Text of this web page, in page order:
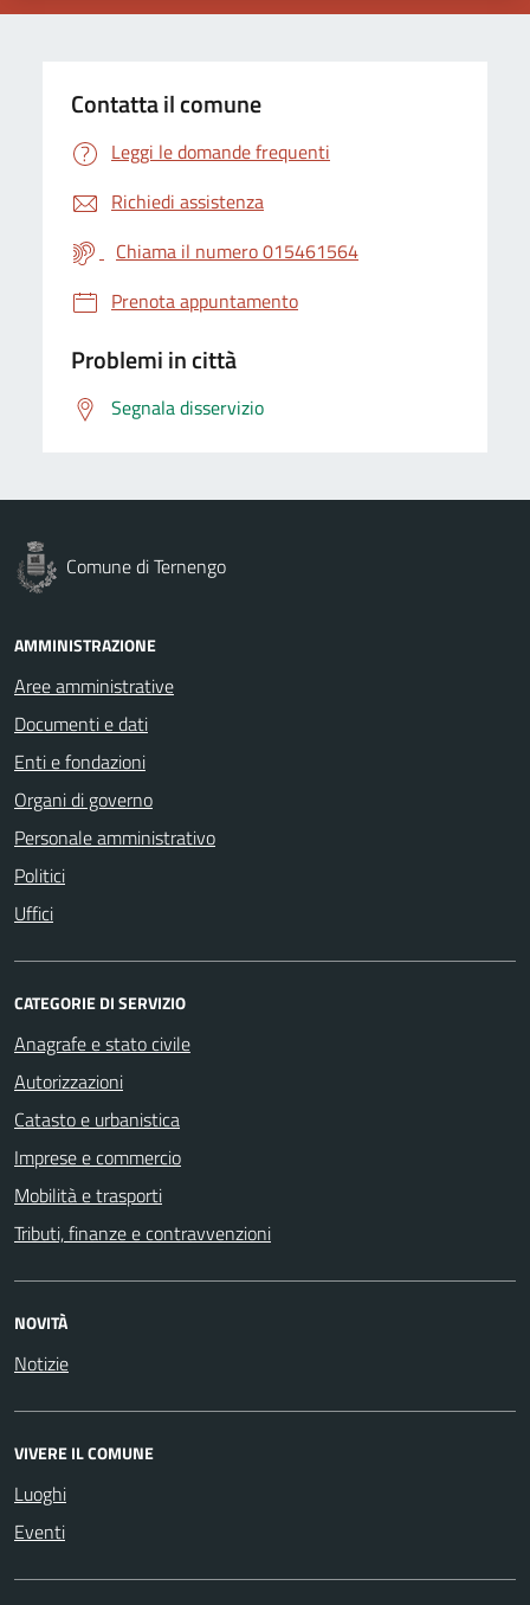
Contatta il comune
Leggi le domande frequenti
Richiedi assistenza
Chiama il numero 015461564
Prenota appuntamento
Problemi in città
Segnala disservizio
Comune di Ternengo
AMMINISTRAZIONE
Aree amministrative
Documenti e dati
Enti e fondazioni
Organi di governo
Personale amministrativo
Politici
Uffici
CATEGORIE DI SERVIZIO
Anagrafe e stato civile
Autorizzazioni
Catasto e urbanistica
Imprese e commercio
Mobilità e trasporti
Tributi, finanze e contravvenzioni
NOVITÀ
Notizie
VIVERE IL COMUNE
Luoghi
Eventi